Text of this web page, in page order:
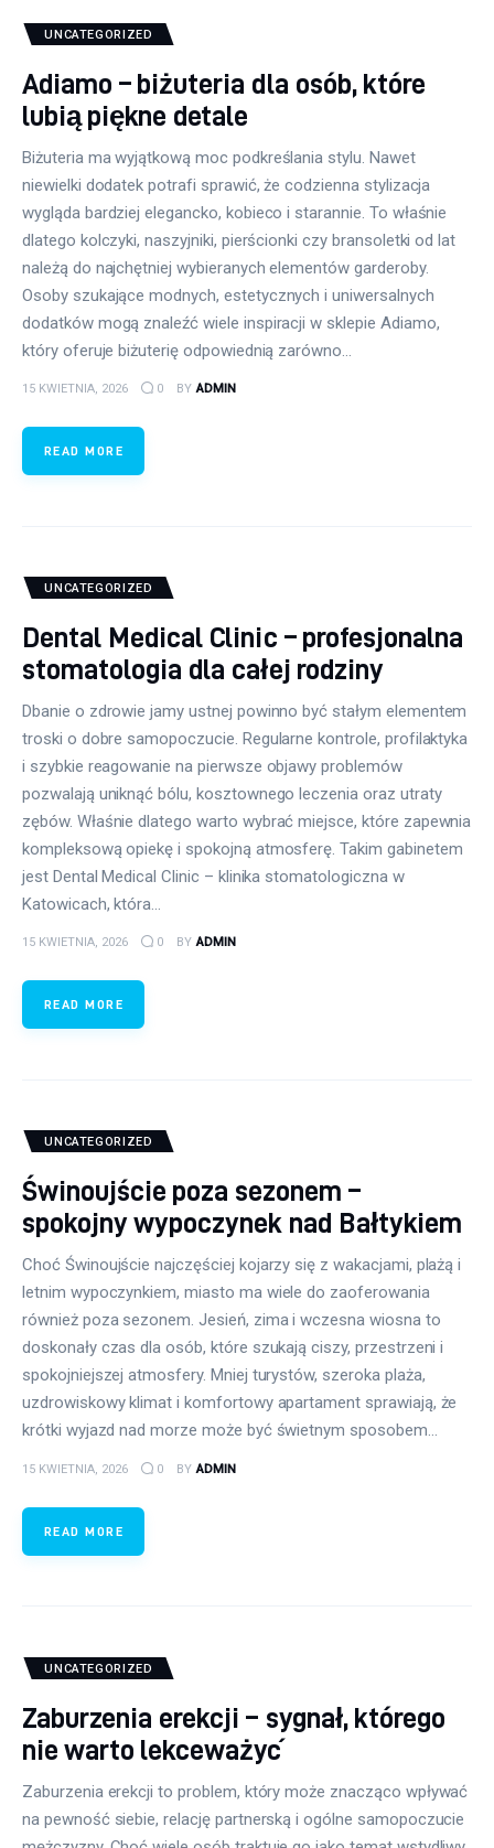
UNCATEGORIZED
Adiamo – biżuteria dla osób, które
lubią piękne detale
Biżuteria ma wyjątkową moc podkreślania stylu. Nawet
niewielki dodatek potrafi sprawić, że codzienna stylizacja
wygląda bardziej elegancko, kobieco i starannie. To właśnie
dlatego kolczyki, naszyjniki, pierścionki czy bransoletki od lat
należą do najchętniej wybieranych elementów garderoby.
Osoby szukające modnych, estetycznych i uniwersalnych
dodatków mogą znaleźć wiele inspiracji w sklepie Adiamo,
który oferuje biżuterię odpowiednią zarówno…
15 KWIETNIA, 2026 0 BY ADMIN
READ MORE
UNCATEGORIZED
Dental Medical Clinic – profesjonalna
stomatologia dla całej rodziny
Dbanie o zdrowie jamy ustnej powinno być stałym elementem
troski o dobre samopoczucie. Regularne kontrole, profilaktyka
i szybkie reagowanie na pierwsze objawy problemów
pozwalają uniknąć bólu, kosztownego leczenia oraz utraty
zębów. Właśnie dlatego warto wybrać miejsce, które zapewnia
kompleksową opiekę i spokojną atmosferę. Takim gabinetem
jest Dental Medical Clinic – klinika stomatologiczna w
Katowicach, która…
15 KWIETNIA, 2026 0 BY ADMIN
READ MORE
UNCATEGORIZED
Świnoujście poza sezonem –
spokojny wypoczynek nad Bałtykiem
Choć Świnoujście najczęściej kojarzy się z wakacjami, plażą i
letnim wypoczynkiem, miasto ma wiele do zaoferowania
również poza sezonem. Jesień, zima i wczesna wiosna to
doskonały czas dla osób, które szukają ciszy, przestrzeni i
spokojniejszej atmosfery. Mniej turystów, szeroka plaża,
uzdrowiskowy klimat i komfortowy apartament sprawiają, że
krótki wyjazd nad morze może być świetnym sposobem…
15 KWIETNIA, 2026 0 BY ADMIN
READ MORE
UNCATEGORIZED
Zaburzenia erekcji – sygnał, którego
nie warto lekceważyć
Zaburzenia erekcji to problem, który może znacząco wpływać
na pewność siebie, relację partnerską i ogólne samopoczucie